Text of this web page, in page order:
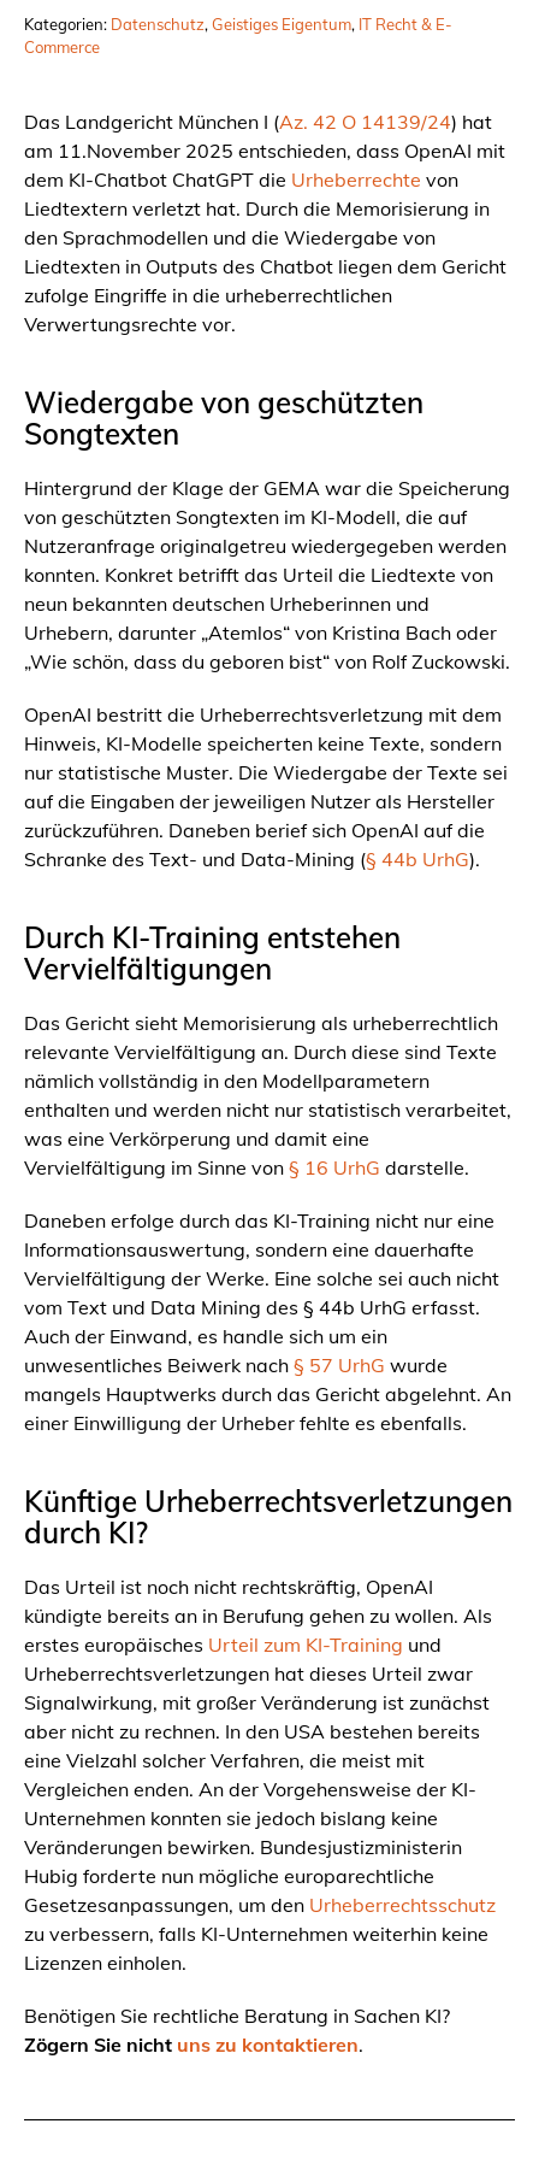
Kategorien: Datenschutz, Geistiges Eigentum, IT Recht & E-
Commerce
Das Landgericht München I (Az. 42 O 14139/24) hat
am 11.November 2025 entschieden, dass OpenAI mit
dem KI-Chatbot ChatGPT die Urheberrechte von
Liedtextern verletzt hat. Durch die Memorisierung in
den Sprachmodellen und die Wiedergabe von
Liedtexten in Outputs des Chatbot liegen dem Gericht
zufolge Eingriffe in die urheberrechtlichen
Verwertungsrechte vor.
Wiedergabe von geschützten
Songtexten
Hintergrund der Klage der GEMA war die Speicherung
von geschützten Songtexten im KI-Modell, die auf
Nutzeranfrage originalgetreu wiedergegeben werden
konnten. Konkret betrifft das Urteil die Liedtexte von
neun bekannten deutschen Urheberinnen und
Urhebern, darunter „Atemlos“ von Kristina Bach oder
„Wie schön, dass du geboren bist“ von Rolf Zuckowski.
OpenAI bestritt die Urheberrechtsverletzung mit dem
Hinweis, KI-Modelle speicherten keine Texte, sondern
nur statistische Muster. Die Wiedergabe der Texte sei
auf die Eingaben der jeweiligen Nutzer als Hersteller
zurückzuführen. Daneben berief sich OpenAI auf die
Schranke des Text- und Data-Mining (§ 44b UrhG).
Durch KI-Training entstehen
Vervielfältigungen
Das Gericht sieht Memorisierung als urheberrechtlich
relevante Vervielfältigung an. Durch diese sind Texte
nämlich vollständig in den Modellparametern
enthalten und werden nicht nur statistisch verarbeitet,
was eine Verkörperung und damit eine
Vervielfältigung im Sinne von § 16 UrhG darstelle.
Daneben erfolge durch das KI-Training nicht nur eine
Informationsauswertung, sondern eine dauerhafte
Vervielfältigung der Werke. Eine solche sei auch nicht
vom Text und Data Mining des § 44b UrhG erfasst.
Auch der Einwand, es handle sich um ein
unwesentliches Beiwerk nach § 57 UrhG wurde
mangels Hauptwerks durch das Gericht abgelehnt. An
einer Einwilligung der Urheber fehlte es ebenfalls.
Künftige Urheberrechtsverletzungen
durch KI?
Das Urteil ist noch nicht rechtskräftig, OpenAI
kündigte bereits an in Berufung gehen zu wollen. Als
erstes europäisches Urteil zum KI-Training und
Urheberrechtsverletzungen hat dieses Urteil zwar
Signalwirkung, mit großer Veränderung ist zunächst
aber nicht zu rechnen. In den USA bestehen bereits
eine Vielzahl solcher Verfahren, die meist mit
Vergleichen enden. An der Vorgehensweise der KI-
Unternehmen konnten sie jedoch bislang keine
Veränderungen bewirken. Bundesjustizministerin
Hubig forderte nun mögliche europarechtliche
Gesetzesanpassungen, um den Urheberrechtsschutz
zu verbessern, falls KI-Unternehmen weiterhin keine
Lizenzen einholen.
Benötigen Sie rechtliche Beratung in Sachen KI?
Zögern Sie nicht uns zu kontaktieren.